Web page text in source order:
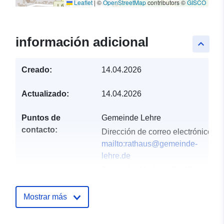
Leaflet | ©OpenStreetMapcontributors ©GISCO
keyboard_arrow_up
información adicional
Creado: 14.04.2026
Actualizado: 14.04.2026
Puntos de
contacto:
Gemeinde Lehre
Dirección de correo electrónico:
mailto:rathaus@gemeinde-
lehre.de
Mostrar más